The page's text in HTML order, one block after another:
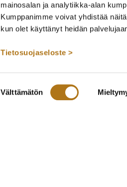
mainosalan ja analytiikka-alan
Kumppanimme voivat yhdistää
kun olet käyttänyt heidän
Tietosuojaseloste >
valinta
Välttämätön